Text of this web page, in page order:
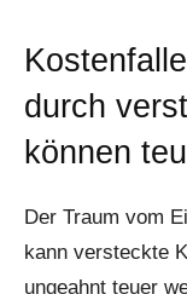
durch
können
Der Traum vom
kann versteckte
ungeahnt teuer